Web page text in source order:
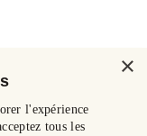
×
l'expérience
tous les